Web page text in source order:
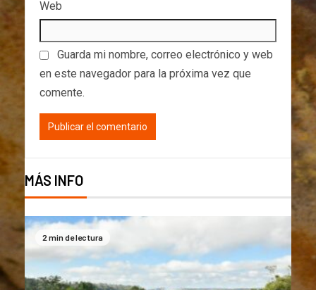
Web
Guarda mi nombre, correo electrónico y web
en este navegador para la próxima vez que
comente.
MÁS INFO
2 min de lectura